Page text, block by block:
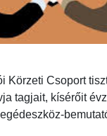
Körzeti Csoport
tagjait, kísérőit